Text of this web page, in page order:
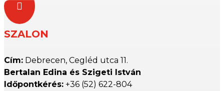

SZALON
Cím: Debrecen, Cegléd utca 11.
Bertalan Edina és Szigeti István
Időpontkérés: +36 (52) 622-804